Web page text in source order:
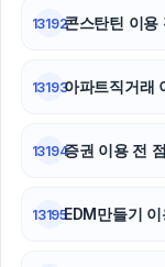
13192콘스탄틴 이
13193아파트직거래
13194증권 이용 전
13195EDM만들기